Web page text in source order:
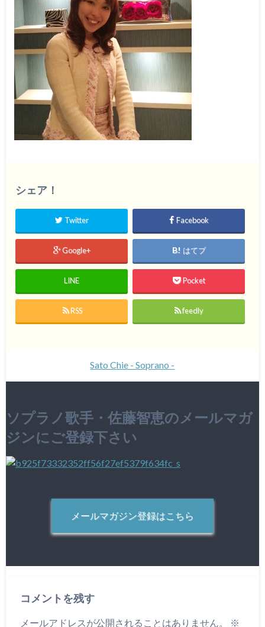
シェア！
Twitter Facebook
Google+ はてブ
LINE Pocket
RSS feedly
Sato Chie - Soprano -
ソプラノ歌手・佐藤智恵のメールマガ
ジンにご登録下さい
メールマガジン登録はこちら
コメントを残す
メールアドレスが公開されることはありません。 ※